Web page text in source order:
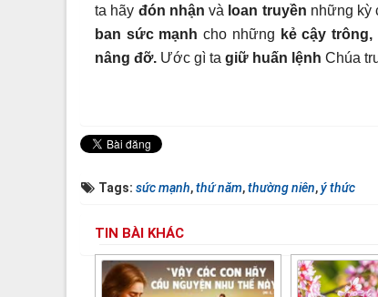
ta hãy đón nhận và loan truyền những kỳ
ban sức mạnh cho những kẻ cậy trông,
nâng đỡ. Ước gì ta giữ huấn lệnh Chúa
Tags: sức mạnh,thứ năm,thường niên,ý thức
TIN BÀI KHÁC